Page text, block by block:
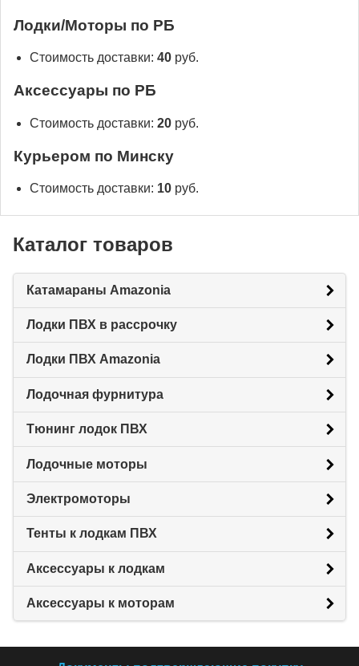
Лодки/Моторы по РБ
Стоимость доставки: 40 руб.
Аксессуары по РБ
Стоимость доставки: 20 руб.
Курьером по Минску
Стоимость доставки: 10 руб.
Каталог товаров
Катамараны Amazonia
Лодки ПВХ в рассрочку
Лодки ПВХ Amazonia
Лодочная фурнитура
Тюнинг лодок ПВХ
Лодочные моторы
Электромоторы
Тенты к лодкам ПВХ
Аксессуары к лодкам
Аксессуары к моторам